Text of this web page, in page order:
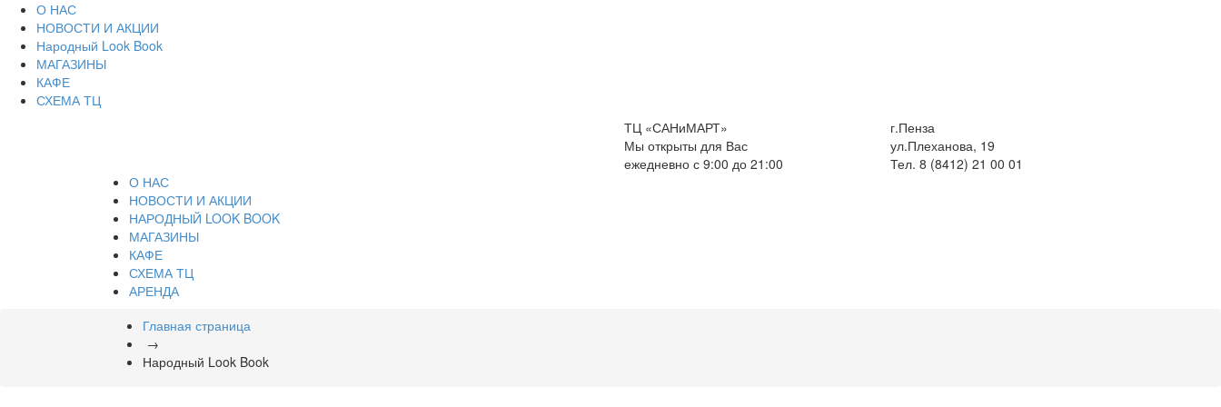
О НАС
НОВОСТИ И АКЦИИ
Народный Look Book
МАГАЗИНЫ
КАФЕ
СХЕМА ТЦ
ТЦ «САНиМАРТ»
Мы открыты для Вас
ежедневно с 9:00 до 21:00
г.Пенза
ул.Плеханова, 19
Тел. 8 (8412) 21 00 01
О НАС
НОВОСТИ И АКЦИИ
НАРОДНЫЙ LOOK BOOK
МАГАЗИНЫ
КАФЕ
СХЕМА ТЦ
АРЕНДА
Главная страница
→
Народный Look Book